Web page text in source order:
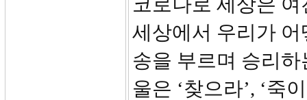
세상에서 우리가
송을 부르며 승리
울은 ‘찾으라’, ‘죽